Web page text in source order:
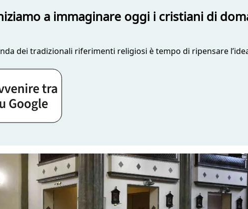
a immaginare oggi i cristiani di
dei tradizionali riferimenti religiosi è tempo di ripensare